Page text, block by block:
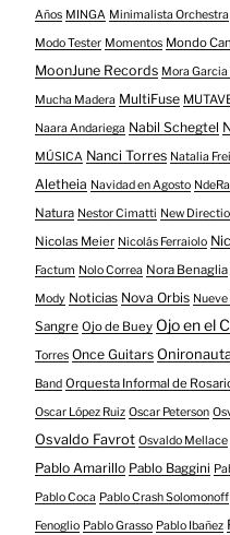
Años MINGA Minimalista Orchestra
Modo Tester Momentos Mondo
MoonJune Records Mora
Mucha Madera MultiFuse
Naara Andariega Nabil Schegtel
MÚSICA Nanci Torres Natalia
Aletheia Navidad en Agosto
Natura Nestor Cimatti New
Nicolas Meier Nicolás Ferraiolo
Factum Nolo Correa Nora Benaglia
Mody Noticias Nova Orbis
Sangre Ojo de Buey Ojo en el
Torres Once Guitars
Band Orquesta Informal de
Oscar López Ruiz Oscar Peterson
Osvaldo Favrot Osvaldo Mellace
Pablo Amarillo Pablo Baggini
Pablo Coca Pablo Crash Solomonoff
Fenoglio Pablo Grasso Pablo Ibañez